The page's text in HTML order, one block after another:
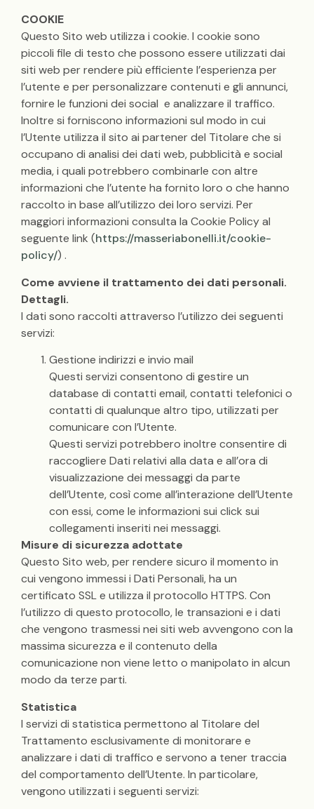
COOKIE
Questo Sito web utilizza i cookie. I cookie sono
piccoli file di testo che possono essere utilizzati dai
siti web per rendere più efficiente l’esperienza per
l’utente e per personalizzare contenuti e gli annunci,
fornire le funzioni dei social e analizzare il traffico.
Inoltre si forniscono informazioni sul modo in cui
l’Utente utilizza il sito ai partener del Titolare che si
occupano di analisi dei dati web, pubblicità e social
media, i quali potrebbero combinarle con altre
informazioni che l’utente ha fornito loro o che hanno
raccolto in base all’utilizzo dei loro servizi. Per
maggiori informazioni consulta la Cookie Policy al
seguente link (https://masseriabonelli.it/cookie-
policy/) .
Come avviene il trattamento dei dati personali.
Dettagli.
I dati sono raccolti attraverso l’utilizzo dei seguenti
servizi:
Gestione indirizzi e invio mail
Questi servizi consentono di gestire un
database di contatti email, contatti telefonici o
contatti di qualunque altro tipo, utilizzati per
comunicare con l’Utente.
Questi servizi potrebbero inoltre consentire di
raccogliere Dati relativi alla data e all’ora di
visualizzazione dei messaggi da parte
dell’Utente, così come all’interazione dell’Utente
con essi, come le informazioni sui click sui
collegamenti inseriti nei messaggi.
Misure di sicurezza adottate
Questo Sito web, per rendere sicuro il momento in
cui vengono immessi i Dati Personali, ha un
certificato SSL e utilizza il protocollo HTTPS. Con
l’utilizzo di questo protocollo, le transazioni e i dati
che vengono trasmessi nei siti web avvengono con la
massima sicurezza e il contenuto della
comunicazione non viene letto o manipolato in alcun
modo da terze parti.
Statistica
I servizi di statistica permettono al Titolare del
Trattamento esclusivamente di monitorare e
analizzare i dati di traffico e servono a tener traccia
del comportamento dell’Utente. In particolare,
vengono utilizzati i seguenti servizi: